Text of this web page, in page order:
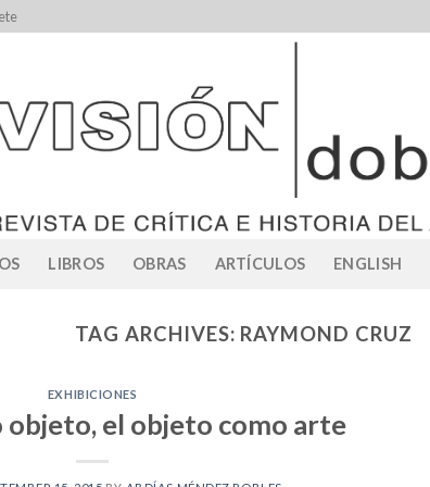
LIBROS OBRAS ARTÍCULOS ENGLISH
TAG ARCHIVES: RAYMOND CRUZ
EXHIBICIONES
objeto, el objeto como arte